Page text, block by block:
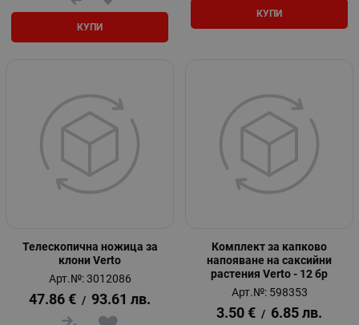
КУПИ
КУПИ
Телескопична ножица за
клони Verto
Арт.№: 3012086
47.86 € / 93.61 лв.
Комплект за капково
напояване на саксийни
растения Verto - 12 бр
Арт.№: 598353
3.50 € / 6.85 лв.